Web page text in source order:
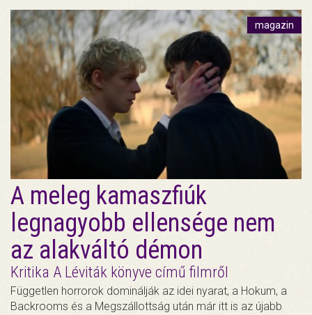
magazin
A meleg kamaszfiúk
legnagyobb ellensége nem
az alakváltó démon
Kritika A Léviták könyve című filmről
Független horrorok dominálják az idei nyarat, a Hokum, a
Backrooms és a Megszállottság után már itt is az újabb